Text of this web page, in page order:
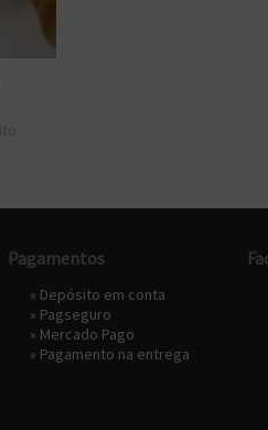
Pagamentos
» Depósito em conta
» Pagseguro
» Mercado Pago
» Pagamento na entrega